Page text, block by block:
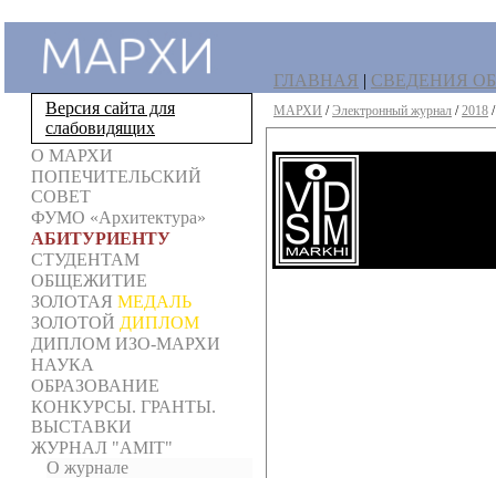
Версия сайта для
слабовидящих
О МАРХИ
ПОПЕЧИТЕЛЬСКИЙ
СОВЕТ
ФУМО «Архитектура»
АБИТУРИЕНТУ
СТУДЕНТАМ
ОБЩЕЖИТИЕ
ЗОЛОТАЯ МЕДАЛЬ
ЗОЛОТОЙ ДИПЛОМ
ДИПЛОМ ИЗО-МАРХИ
НАУКА
ОБРАЗОВАНИЕ
КОНКУРСЫ. ГРАНТЫ.
ВЫСТАВКИ
ЖУРНАЛ "AMIT"
О журнале
ГЛАВНАЯ | СВЕДЕНИЯ
МАРХИ /Электронный журнал /2018